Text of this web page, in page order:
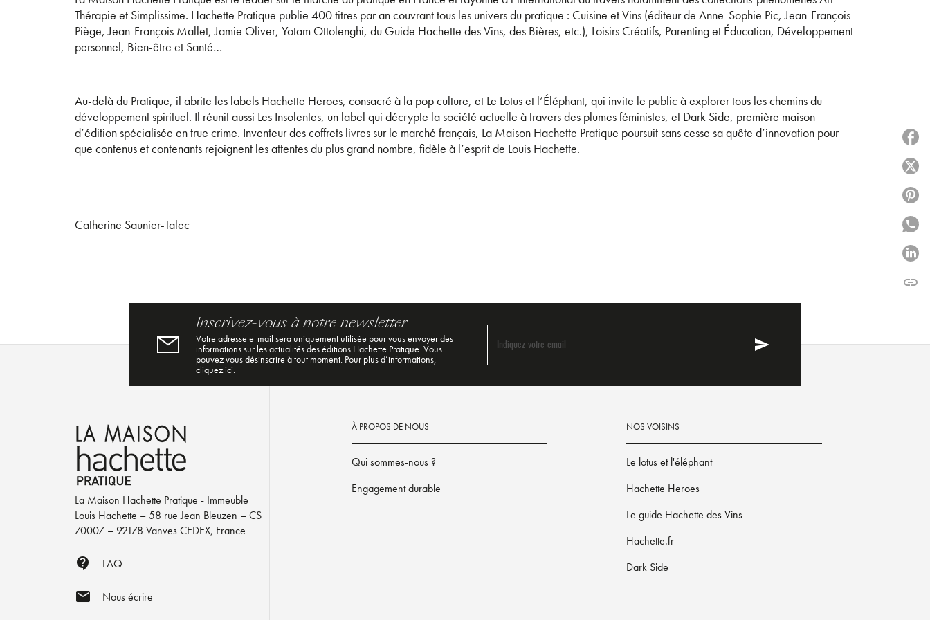
Thérapie et Simplissime. Hachette Pratique publie 400 titres par an couvrant tous les univers du pratique : Cuisine et Vins (éditeur de Anne-Sophie Pic, Jean-François
Piège, Jean-François Mallet, Jamie Oliver, Yotam Ottolenghi, du Guide Hachette des Vins, des Bières, etc.), Loisirs Créatifs, Parenting et Éducation, Développement
personnel, Bien-être et Santé…
Au-delà du Pratique, il abrite les labels Hachette Heroes, consacré à la pop culture, et Le Lotus et l’Éléphant, qui invite le public à explorer tous les chemins du
développement spirituel. Il réunit aussi Les Insolentes, un label qui décrypte la société actuelle à travers des plumes féministes, et Dark Side, première maison
d’édition spécialisée en true crime. Inventeur des coffrets livres sur le marché français, La Maison Hachette Pratique poursuit sans cesse sa quête d’innovation pour
que contenus et contenants rejoignent les attentes du plus grand nombre, fidèle à l’esprit de Louis Hachette.
Catherine Saunier-Talec
link
Inscrivez-vous à notre newsletter
Votre adresse e-mail sera uniquement utilisée pour vous envoyer des
informations sur les actualités des éditions Hachette Pratique. Vous
pouvez vous désinscrire à tout moment. Pour plus d’informations,
cliquez ici.
Indiquez votre email send
La Maison Hachette Pratique - Immeuble
Louis Hachette – 58 rue Jean Bleuzen – CS
70007 – 92178 Vanves CEDEX, France
contact_support FAQ
mail Nous écrire
À PROPOS DE NOUS
Qui sommes-nous ?
Engagement durable
NOS VOISINS
Le lotus et l'éléphant
Hachette Heroes
Le guide Hachette des Vins
Hachette.fr
Dark Side